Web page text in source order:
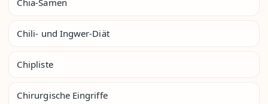
Chili- und Ingwer-Diät
Chipliste
Chirurgische Eingriffe